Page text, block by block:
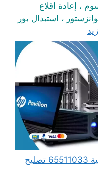
، إعادة اقلاع
، استبدال بور
مهندس كمبيوتر العارضية الصناعية 65511033 تصليح